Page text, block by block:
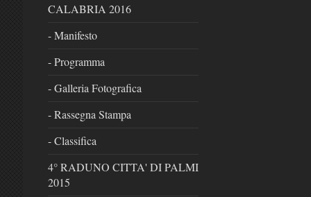
CALABRIA 2016
- Manifesto
- Programma
- Galleria Fotografica
- Rassegna Stampa
- Classifica
4° RADUNO CITTA' DI PALMI
2015